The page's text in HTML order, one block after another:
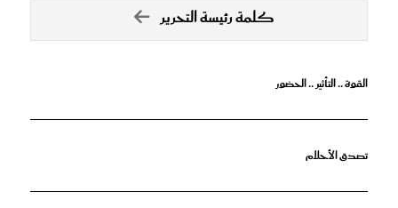
كلمة رئيسة التحرير
القوة .. التأثير .. الحضور
تصدق الأحلام